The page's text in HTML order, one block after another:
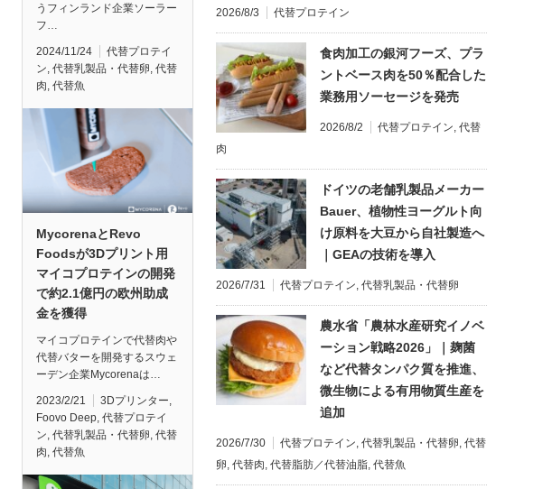
うフィンランド企業ソーラー
フ…
2024/11/24
代替プロテイ
ン, 代替乳製品・代替卵, 代替
肉, 代替魚
MycorenaとRevo
Foodsが3Dプリント用
マイコプロテインの開発
で約2.1億円の欧州助成
金を獲得
マイコプロテインで代替肉や
代替バターを開発するスウェ
ーデン企業Mycorenaは…
2023/2/21 3Dプリンター,
Foovo Deep, 代替プロテイ
ン, 代替乳製品・代替卵, 代替
肉, 代替魚
2026/8/3 代替プロテイン
食肉加工の銀河フーズ、プラ
ントベース肉を50％配合した
業務用ソーセージを発売
2026/8/2 代替プロテイン 代替
肉
ドイツの老舗乳製品メーカー
Bauer、植物性ヨーグルト向
け原料を大豆から自社製造へ
｜GEAの技術を導入
2026/7/31 代替プロテイン 代替乳製品・代替卵
農水省「農林水産研究イノベ
ーション戦略2026」｜麹菌
など代替タンパク質を推進、
微生物による有用物質生産を
追加
2026/7/30 代替プロテイン 代替乳製品・代替卵 代替
卵 代替肉 代替脂肪／代替油脂 代替魚